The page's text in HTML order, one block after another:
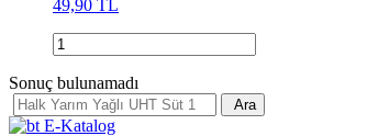
49,90 TL
Sonuç bulunamadı
Ara
E-Katalog